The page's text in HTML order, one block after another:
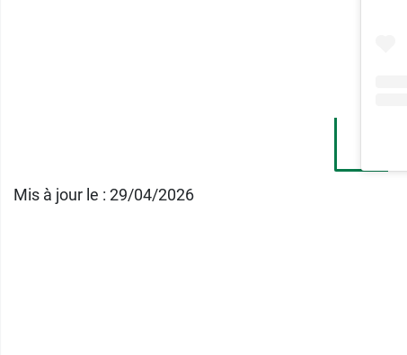
Mis à jour le : 29/04/2026